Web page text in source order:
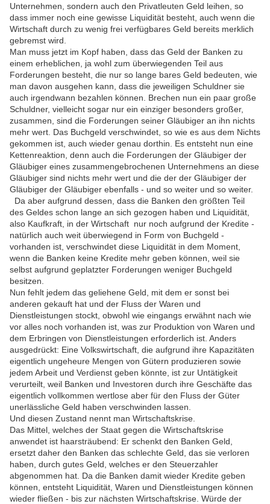
Unternehmen, sondern auch den Privatleuten Geld leihen, so
dass immer noch eine gewisse Liquidität besteht, auch wenn die
Wirtschaft durch zu wenig frei verfügbares Geld bereits merklich
gebremst wird.
Man muss jetzt im Kopf haben, dass das Geld der Banken zu
einem erheblichen, ja wohl zum überwiegenden Teil aus
Forderungen besteht, die nur so lange bares Geld bedeuten, wie
man davon ausgehen kann, dass die jeweiligen Schuldner sie
auch irgendwann bezahlen können. Brechen nun ein paar große
Schuldner, vielleicht sogar nur ein einziger besonders großer,
zusammen, sind die Forderungen seiner Gläubiger an ihn nichts
mehr wert. Das Buchgeld verschwindet, so wie es aus dem Nichts
gekommen ist, auch wieder genau dorthin. Es entsteht nun eine
Kettenreaktion, denn auch die Forderungen der Gläubiger der
Gläubiger eines zusammengebrochenen Unternehmens an diese
Gläubiger sind nichts mehr wert und die der der Gläubiger der
Gläubiger der Gläubiger ebenfalls - und so weiter und so weiter.
Da aber aufgrund dessen, dass die Banken den größten Teil
des Geldes schon lange an sich gezogen haben und Liquidität,
also Kaufkraft, in der Wirtschaft nur noch aufgrund der Kredite -
natürlich auch weit überwiegend in Form von Buchgeld -
vorhanden ist, verschwindet diese Liquidität in dem Moment,
wenn die Banken keine Kredite mehr geben können, weil sie
selbst aufgrund geplatzter Forderungen weniger Buchgeld
besitzen.
Nun fehlt jedem das geliehene Geld, mit dem er sonst bei
anderen gekauft hat und der Fluss der Waren und
Dienstleistungen stockt, obwohl wie eingangs erwähnt nach wie
vor alles noch vorhanden ist, was zur Produktion von Waren und
dem Erbringen von Dienstleistungen erforderlich ist. Anders
ausgedrückt: Eine Volkswirtschaft, die aufgrund ihre Kapazitäten
eigentlich ungeheure Mengen von Gütern produzieren sowie
jedem Arbeit und Verdienst geben könnte, ist zur Untätigkeit
verurteilt, weil Banken und Investoren durch ihre Geschäfte das
eigentlich vollkommen wertlose aber für den Fluss der Güter
unerlässliche Geld haben verschwinden lassen.
Und diesen Zustand nennt man Wirtschaftskrise.
Das Mittel, welches der Staat gegen die Wirtschaftskrise
anwendet ist haarsträubend: Er schenkt den Banken Geld,
ersetzt daher den Banken das schlechte Geld, das sie verloren
haben, durch gutes Geld, welches er den Steuerzahler
abgenommen hat. Da die Banken damit wieder Kredite geben
können, entsteht Liquidität, Waren und Dienstleistungen können
wieder fließen - bis zur nächsten Wirtschaftskrise. Würde der